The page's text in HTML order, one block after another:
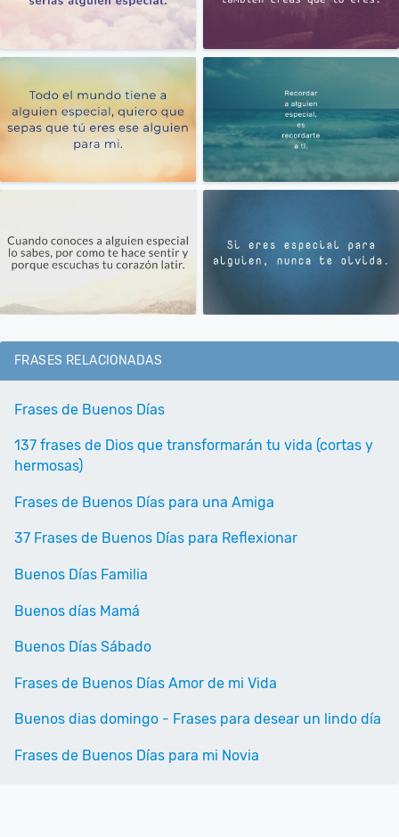
FRASES RELACIONADAS
Frases de Buenos Días
137 frases de Dios que transformarán tu vida (cortas y
hermosas)
Frases de Buenos Días para una Amiga
37 Frases de Buenos Días para Reflexionar
Buenos Días Familia
Buenos días Mamá
Buenos Días Sábado
Frases de Buenos Días Amor de mi Vida
Buenos dias domingo - Frases para desear un lindo día
Frases de Buenos Días para mi Novia